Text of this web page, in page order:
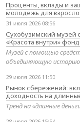
Проценты, вклады и
молодёжь для
31 июля 2026 08:56
Сухобузимский музей
«Красота внутри»
Музей с помощью
объединяющую историю
29 июля 2026 11:50
Рынок сбережений:
доходность на
Тренд на «длинные